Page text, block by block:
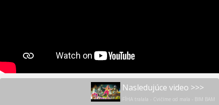
Nasledujúce video >>>
FÍHA tralala - Cvičíme od mala - BIM BAM